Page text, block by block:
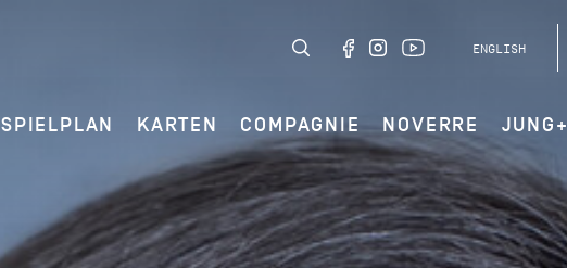
ENGLISH
SPIELPLAN KARTEN COMPAGNIE NOVERRE JUNG+